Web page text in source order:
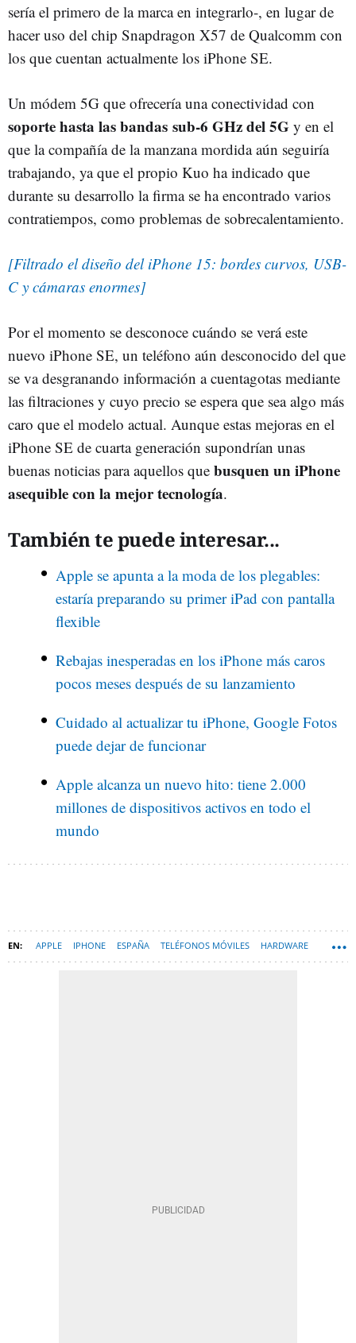
sería el primero de la marca en integrarlo-, en lugar de
hacer uso del chip Snapdragon X57 de Qualcomm con
los que cuentan actualmente los iPhone SE.
Un módem 5G que ofrecería una conectividad con
soporte hasta las bandas sub-6 GHz del 5G y en el
que la compañía de la manzana mordida aún seguiría
trabajando, ya que el propio Kuo ha indicado que
durante su desarrollo la firma se ha encontrado varios
contratiempos, como problemas de sobrecalentamiento.
[Filtrado el diseño del iPhone 15: bordes curvos, USB-
C y cámaras enormes]
Por el momento se desconoce cuándo se verá este
nuevo iPhone SE, un teléfono aún desconocido del que
se va desgranando información a cuentagotas mediante
las filtraciones y cuyo precio se espera que sea algo más
caro que el modelo actual. Aunque estas mejoras en el
iPhone SE de cuarta generación supondrían unas
buenas noticias para aquellos que busquen un iPhone
asequible con la mejor tecnología.
También te puede interesar...
Apple se apunta a la moda de los plegables:
estaría preparando su primer iPad con pantalla
flexible
Rebajas inesperadas en los iPhone más caros
pocos meses después de su lanzamiento
Cuidado al actualizar tu iPhone, Google Fotos
puede dejar de funcionar
Apple alcanza un nuevo hito: tiene 2.000
millones de dispositivos activos en todo el
mundo
APPLE IPHONE ESPAÑA TELÉFONOS MÓVILES HARDWARE